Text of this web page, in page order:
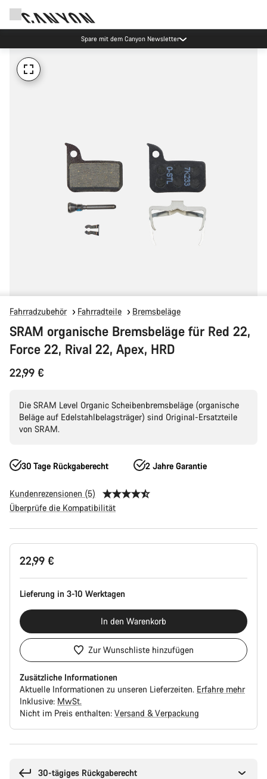
Spare mit dem Canyon Newsletter
Fahrradzubehör Fahrradteile Bremsbeläge
SRAM organische Bremsbeläge für Red 22,
Force 22, Rival 22, Apex, HRD
22,99 €
Die SRAM Level Organic Scheibenbremsbeläge (organische
Beläge auf Edelstahlbelagsträger) sind Original-Ersatzteile
von SRAM.
30 Tage Rückgaberecht 2 Jahre Garantie
Kundenrezensionen (5)
Überprüfe die Kompatibilität
Produktkonfiguration
22,99 €
Lieferung in 3-10 Werktagen
In den Warenkorb
Zur Wunschliste hinzufügen
Zusätzliche Informationen
Aktuelle Informationen zu unseren Lieferzeiten. Erfahre mehr
Inklusive: MwSt.
Nicht im Preis enthalten: Versand & Verpackung
30-tägiges Rückgaberecht